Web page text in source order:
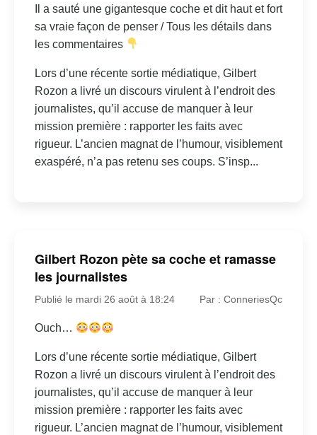
Il a sauté une gigantesque coche et dit haut et fort
sa vraie façon de penser / Tous les détails dans
les commentaires
Lors d’une récente sortie médiatique, Gilbert
Rozon a livré un discours virulent à l’endroit des
journalistes, qu’il accuse de manquer à leur
mission première : rapporter les faits avec
rigueur. L’ancien magnat de l’humour, visiblement
exaspéré, n’a pas retenu ses coups. S’insp...
Gilbert Rozon pète sa coche et ramasse
les journalistes
Publié le mardi 26 août à 18:24 Par : ConneriesQc
Ouch…
Lors d’une récente sortie médiatique, Gilbert
Rozon a livré un discours virulent à l’endroit des
journalistes, qu’il accuse de manquer à leur
mission première : rapporter les faits avec
rigueur. L’ancien magnat de l’humour, visiblement